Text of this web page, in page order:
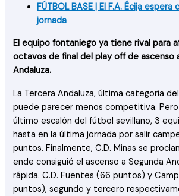
FÚTBOL BASE | El F.A. Écija
jornada
El equipo fontaniego ya tiene rival para
octavos de final del play off de ascenso
Andaluza.
La Tercera Andaluza, última categoría
puede parecer menos competitiva.
último escalón del fútbol sevillano, 3
hasta en la última jornada por salir
puntos. Finalmente, C.D. Minas se
ende consiguió el ascenso a Segunda
rápida. C.D. Fuentes (66 puntos) y
puntos), segundo y tercero